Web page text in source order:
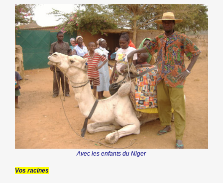
Avec les enfants du Niger
Vos racines